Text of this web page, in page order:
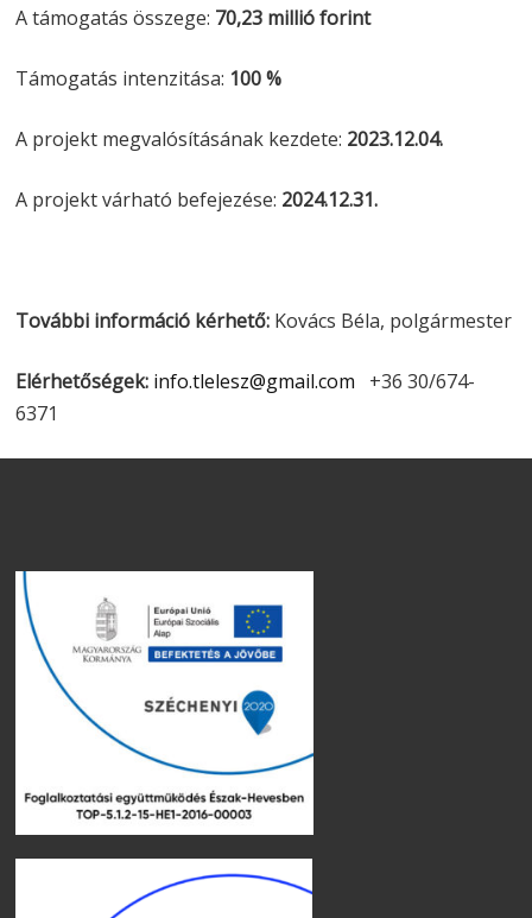
A támogatás összege: 70,23 millió forint
Támogatás intenzitása: 100 %
A projekt megvalósításának kezdete: 2023.12.04.
A projekt várható befejezése: 2024.12.31.
További információ kérhető: Kovács Béla, polgármester
Elérhetőségek: info.tlelesz@gmail.com +36 30/674-
6371